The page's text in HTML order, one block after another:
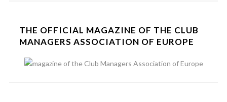
THE OFFICIAL MAGAZINE OF THE CLUB
MANAGERS ASSOCIATION OF EUROPE